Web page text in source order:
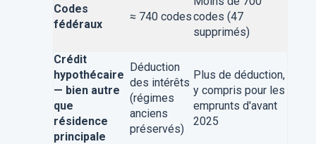
Codes
fédéraux
≈ 740 codescodes (47
supprimés)
Crédit
hypothécaire
— bien autre
que
résidence
principale
Déduction
des intérêts
(régimes
anciens
préservés)
Plus de déduction,
y compris pour les
emprunts d'avant
2025